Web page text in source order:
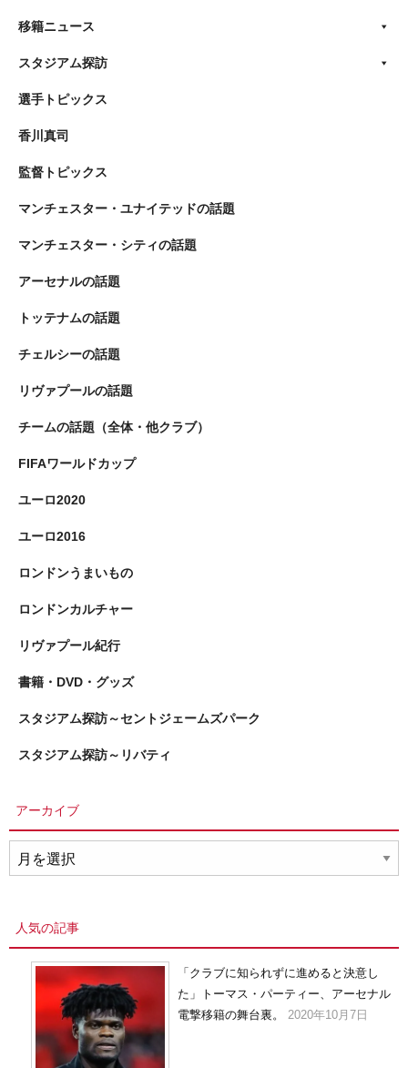
移籍ニュース
スタジアム探訪
選手トピックス
香川真司
監督トピックス
マンチェスター・ユナイテッドの話題
マンチェスター・シティの話題
アーセナルの話題
トッテナムの話題
チェルシーの話題
リヴァプールの話題
チームの話題（全体・他クラブ）
FIFAワールドカップ
ユーロ2020
ユーロ2016
ロンドンうまいもの
ロンドンカルチャー
リヴァプール紀行
書籍・DVD・グッズ
スタジアム探訪～セントジェームズパーク
スタジアム探訪～リバティ
アーカイブ
ー
人気の記事
「クラブに知られずに進めると決意し
た」トーマス・パーティー、アーセナル
電撃移籍の舞台裏。
2020年10月7日